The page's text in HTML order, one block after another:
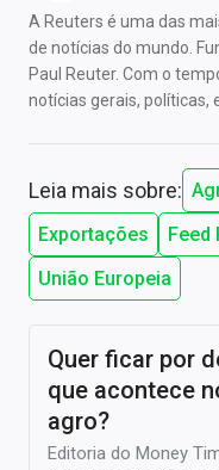
A Reuters é uma das
de notícias do mundo.
Paul Reuter. Com o
notícias gerais, políticas,
Leia mais sobre:
Exportações
Feed
União Europeia
Quer ficar por
que acontece
agro?
Editoria do Money